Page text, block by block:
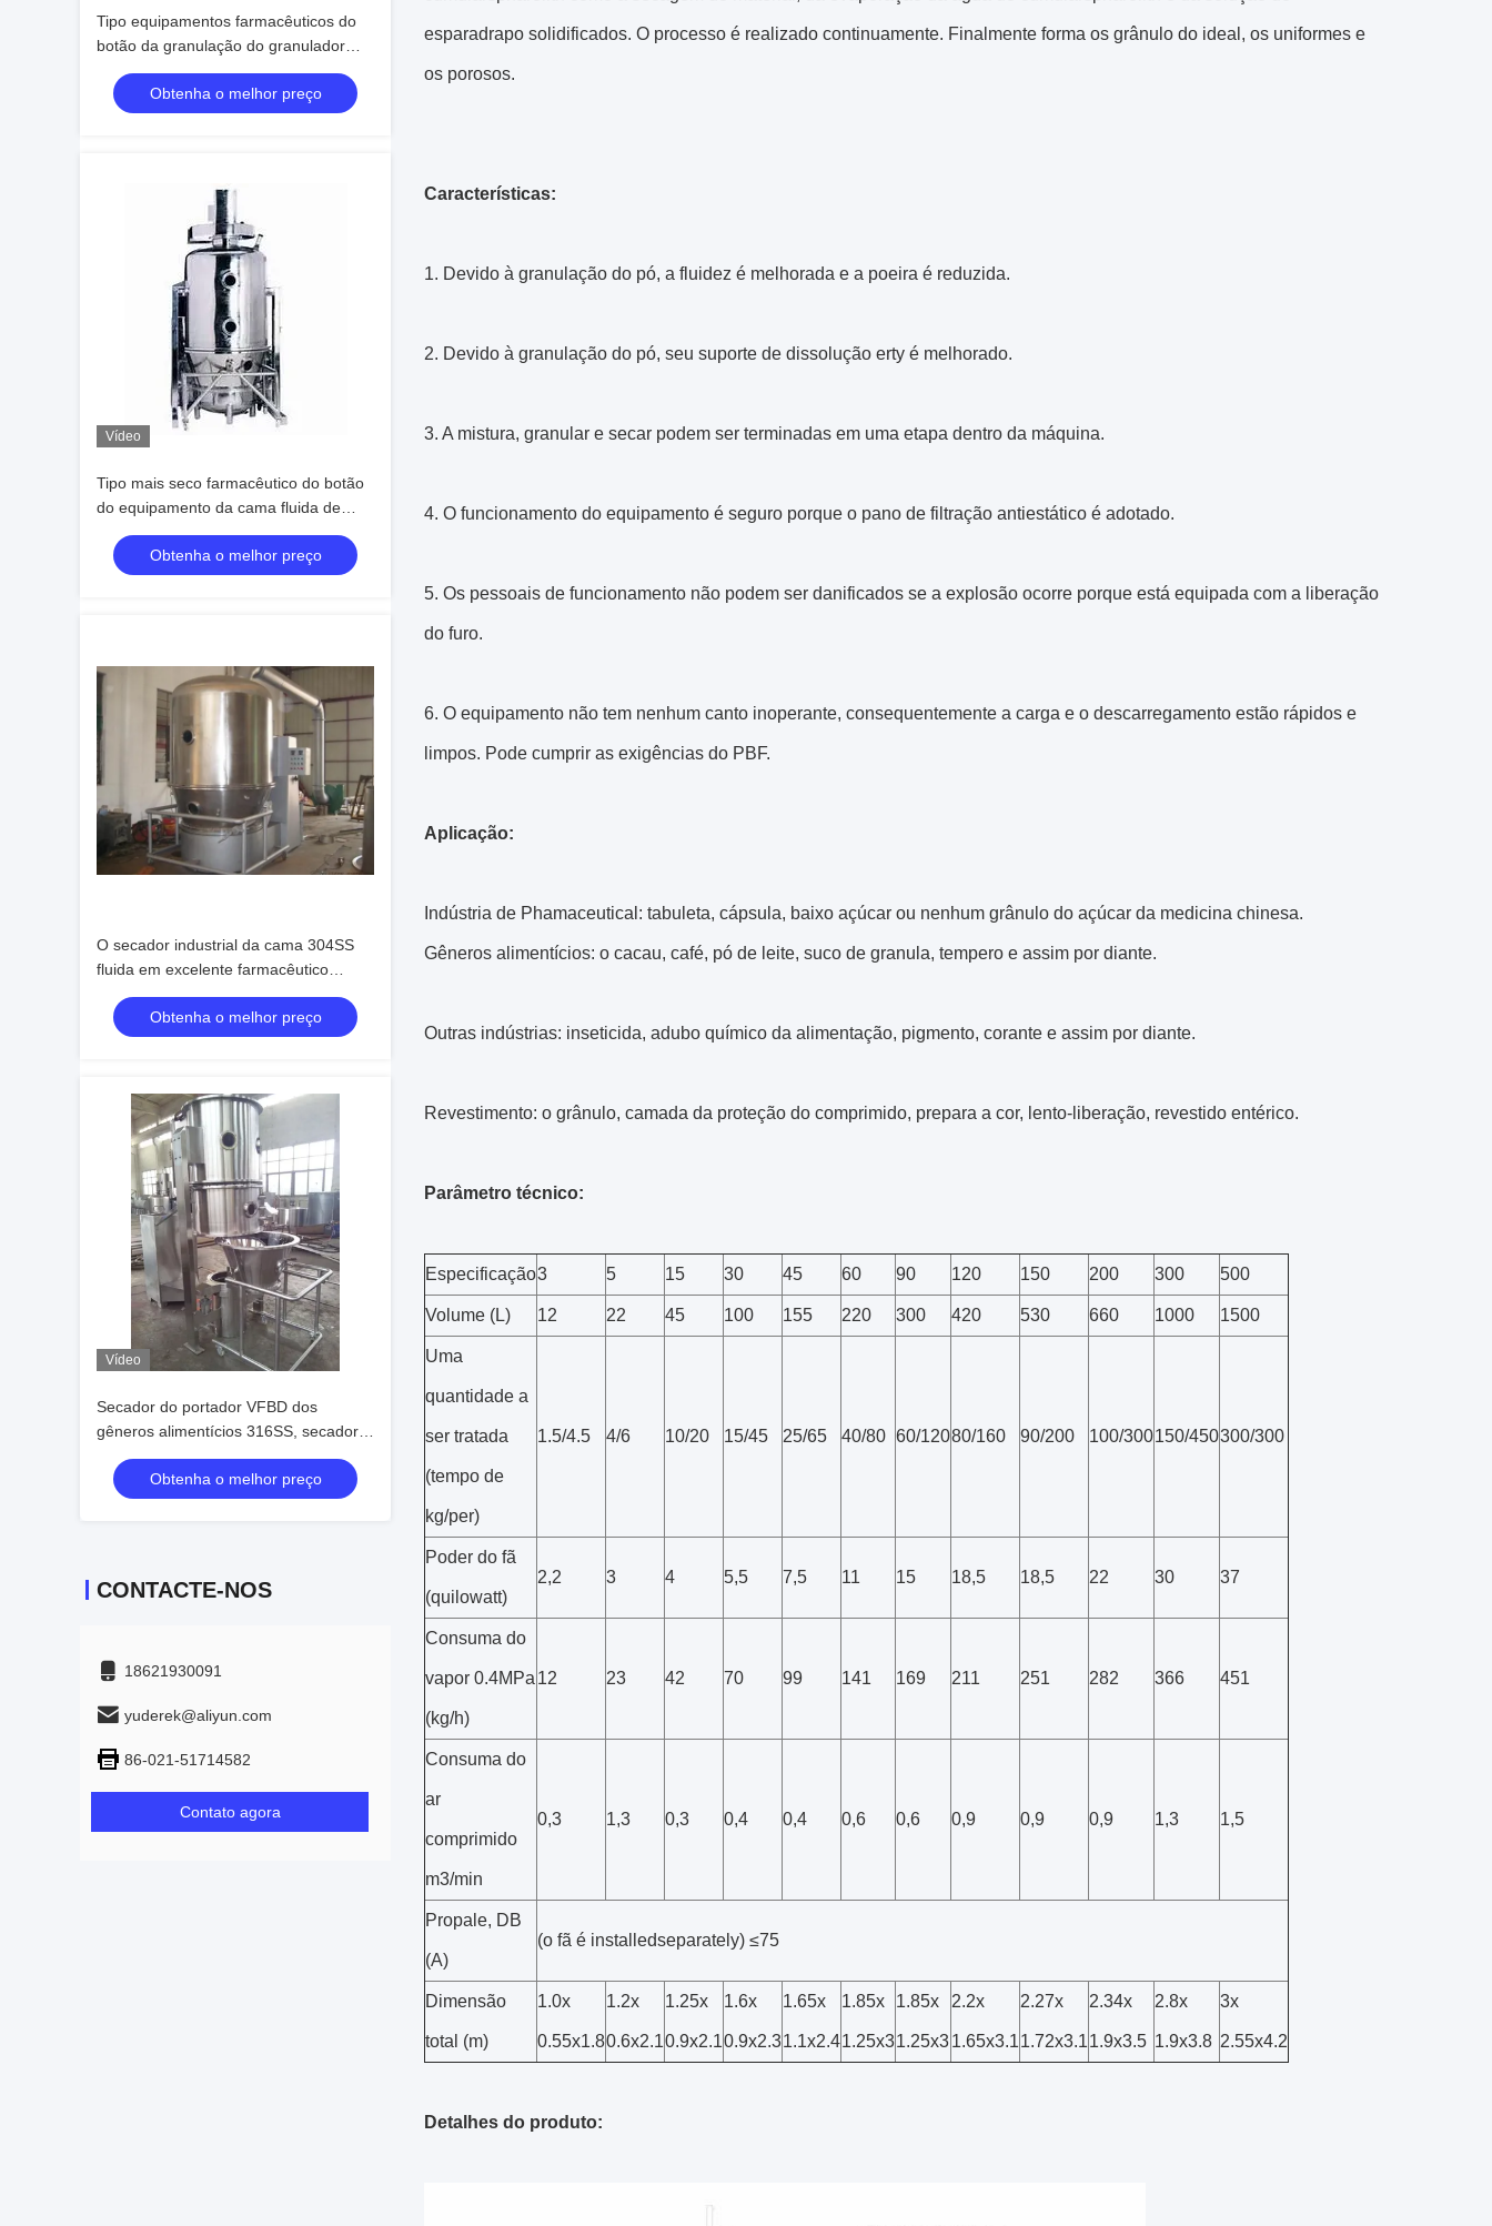
Tipo equipamentos farmacêuticos do
botão da granulação do granulador
mais seco da cama de líquido
Obtenha o melhor preço
Vídeo
Tipo mais seco farmacêutico do botão
do equipamento da cama fluida de
GFG 316SS
Obtenha o melhor preço
O secador industrial da cama 304SS
fluida em excelente farmacêutico
desempoeira o efeito
Obtenha o melhor preço
Vídeo
Secador do portador VFBD dos
gêneros alimentícios 316SS, secador
da cama fluida do Vibro
Obtenha o melhor preço
CONTACTE-NOS
18621930091
yuderek@aliyun.com
86-021-51714582
Contato agora
esparadrapo solidificados. O processo é realizado continuamente. Finalmente forma os grânulo do ideal, os uniformes e
os porosos.
Características:
1. Devido à granulação do pó, a fluidez é melhorada e a poeira é reduzida.
2. Devido à granulação do pó, seu suporte de dissolução erty é melhorado.
3. A mistura, granular e secar podem ser terminadas em uma etapa dentro da máquina.
4. O funcionamento do equipamento é seguro porque o pano de filtração antiestático é adotado.
5. Os pessoais de funcionamento não podem ser danificados se a explosão ocorre porque está equipada com a liberação
do furo.
6. O equipamento não tem nenhum canto inoperante, consequentemente a carga e o descarregamento estão rápidos e
limpos. Pode cumprir as exigências do PBF.
Aplicação:
Indústria de Phamaceutical: tabuleta, cápsula, baixo açúcar ou nenhum grânulo do açúcar da medicina chinesa.
Gêneros alimentícios: o cacau, café, pó de leite, suco de granula, tempero e assim por diante.
Outras indústrias: inseticida, adubo químico da alimentação, pigmento, corante e assim por diante.
Revestimento: o grânulo, camada da proteção do comprimido, prepara a cor, lento-liberação, revestido entérico.
Parâmetro técnico:
Especificação3 5 15 30 45 60 90 120 150 200 300 500
Volume (L) 12 22 45 100 155 220 300 420 530 660 1000 1500
Uma
quantidade a
ser tratada
(tempo de
kg/per)
1.5/4.5 4/6 10/20 15/45 25/65 40/80 60/12080/160 90/200 100/300150/450300/300
Poder do fã
(quilowatt)
2,2 3 4 5,5 7,5 11 15 18,5 18,5 22 30 37
Consuma do
vapor 0.4MPa
(kg/h)
12 23 42 70 99 141 169 211 251 282 366 451
Consuma do
ar
comprimido
m3/min
0,3 1,3 0,3 0,4 0,4 0,6 0,6 0,9 0,9 0,9 1,3 1,5
Propale, DB
(A)
(o fã é installedseparately) ≤75
Dimensão
total (m)
1.0x
0.55x1.8
1.2x
0.6x2.1
1.25x
0.9x2.1
1.6x
0.9x2.3
1.65x
1.1x2.4
1.85x
1.25x3
1.85x
1.25x3
2.2x
1.65x3.1
2.27x
1.72x3.1
2.34x
1.9x3.5
2.8x
1.9x3.8
3x
2.55x4.2
Detalhes do produto: